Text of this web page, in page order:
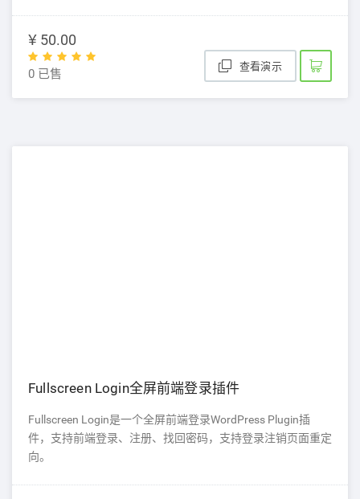
¥ 50.00
0 已售
查看演示
Fullscreen Login全屏前端登录插件
Fullscreen Login是一个全屏前端登录WordPress Plugin插
件，支持前端登录、注册、找回密码，支持登录注销页面重定
向。